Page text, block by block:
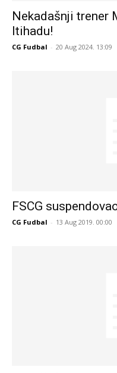
Nekadašnji trener
Itihadu!
CG Fudbal - 20 Aug 2024. 13:09
FSCG
CG Fudbal - 13 Aug 2019. 00:00